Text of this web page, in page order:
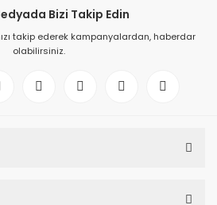
Bizi Takip Edin
takip ederek kampanyalardan, haberdar
olabilirsiniz.